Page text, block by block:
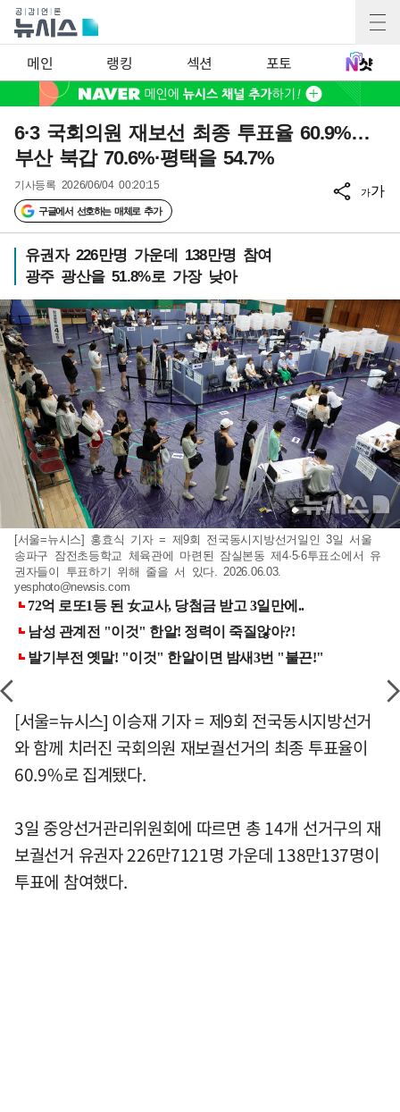
메인 랭킹 섹션 포토
6·3 국회의원 재보선 최종 투표율 60.9%…
부산 북갑 70.6%·평택을 54.7%
기사등록 2026/06/04 00:20:15
구글에서 선호하는 매체로 추가
가가
유권자 226만명 가운데 138만명 참여
광주 광산을 51.8%로 가장 낮아
[서울=뉴시스] 홍효식 기자 = 제9회 전국동시지방선거일인 3일 서울
송파구 잠전초등학교 체육관에 마련된 잠실본동 제4·5·6투표소에서 유
권자들이 투표하기 위해 줄을 서 있다. 2026.06.03.
yesphoto@newsis.com
[서울=뉴시스] 이승재 기자 = 제9회 전국동시지방선거
와 함께 치러진 국회의원 재보궐선거의 최종 투표율이
60.9%로 집계됐다.
3일 중앙선거관리위원회에 따르면 총 14개 선거구의 재
보궐선거 유권자 226만7121명 가운데 138만137명이
투표에 참여했다.